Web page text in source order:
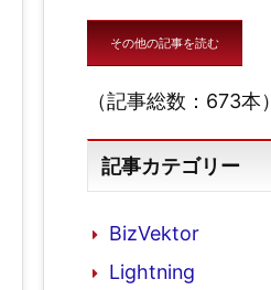
その他の記事を読む
（記事総数：673本）
記事カテゴリー
BizVektor
Lightning